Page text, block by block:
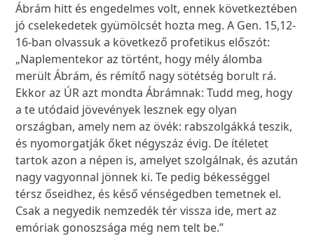
Ábrám hitt és engedelmes volt, ennek következtében
jó cselekedetek gyümölcsét hozta meg. A Gen. 15,12-
16-ban olvassuk a következő profetikus előszót:
„Naplementekor az történt, hogy mély álomba
merült Ábrám, és rémítő nagy sötétség borult rá.
Ekkor az ÚR azt mondta Ábrámnak: Tudd meg, hogy
a te utódaid jövevények lesznek egy olyan
országban, amely nem az övék: rabszolgákká teszik,
és nyomorgatják őket négyszáz évig. De ítéletet
tartok azon a népen is, amelyet szolgálnak, és azután
nagy vagyonnal jönnek ki. Te pedig békességgel
térsz őseidhez, és késő vénségedben temetnek el.
Csak a negyedik nemzedék tér vissza ide, mert az
emóriak gonoszsága még nem telt be.”